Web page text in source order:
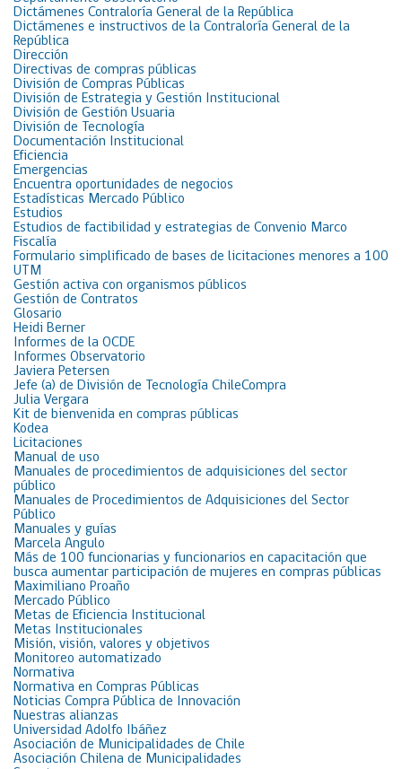
Dictámenes Contraloría General de la República
Dictámenes e instructivos de la Contraloría General de la
República
Dirección
Directivas de compras públicas
División de Compras Públicas
División de Estrategia y Gestión Institucional
División de Gestión Usuaria
División de Tecnología
Documentación Institucional
Eficiencia
Emergencias
Encuentra oportunidades de negocios
Estadísticas Mercado Público
Estudios
Estudios de factibilidad y estrategias de Convenio Marco
Fiscalía
Formulario simplificado de bases de licitaciones menores a 100
UTM
Gestión activa con organismos públicos
Gestión de Contratos
Glosario
Heidi Berner
Informes de la OCDE
Informes Observatorio
Javiera Petersen
Jefe (a) de División de Tecnología ChileCompra
Julia Vergara
Kit de bienvenida en compras públicas
Kodea
Licitaciones
Manual de uso
Manuales de procedimientos de adquisiciones del sector
público
Manuales de Procedimientos de Adquisiciones del Sector
Público
Manuales y guías
Marcela Angulo
Más de 100 funcionarias y funcionarios en capacitación que
busca aumentar participación de mujeres en compras públicas
Maximiliano Proaño
Mercado Público
Metas de Eficiencia Institucional
Metas Institucionales
Misión, visión, valores y objetivos
Monitoreo automatizado
Normativa
Normativa en Compras Públicas
Noticias Compra Pública de Innovación
Nuestras alianzas
Universidad Adolfo Ibáñez
Asociación de Municipalidades de Chile
Asociación Chilena de Municipalidades